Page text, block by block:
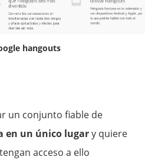
hangouts
un conjunto fiable de
en un único lugary quiere
acceso a ello